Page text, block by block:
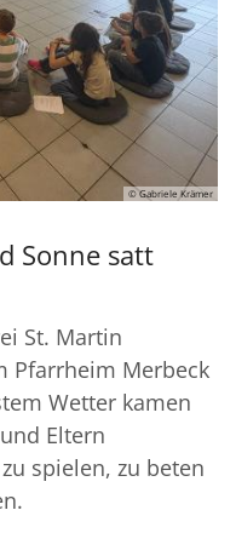
© Gabriele Krämer
Sonne satt
St. Martin
Pfarrheim Merbeck
Wetter kamen
Eltern
spielen, zu beten